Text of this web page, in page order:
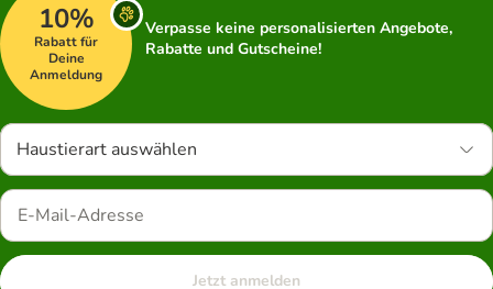
10%
Rabatt für
Deine
Anmeldung
Verpasse keine personalisierten Angebote,
Rabatte und Gutscheine!
Haustierart auswählen
Jetzt anmelden